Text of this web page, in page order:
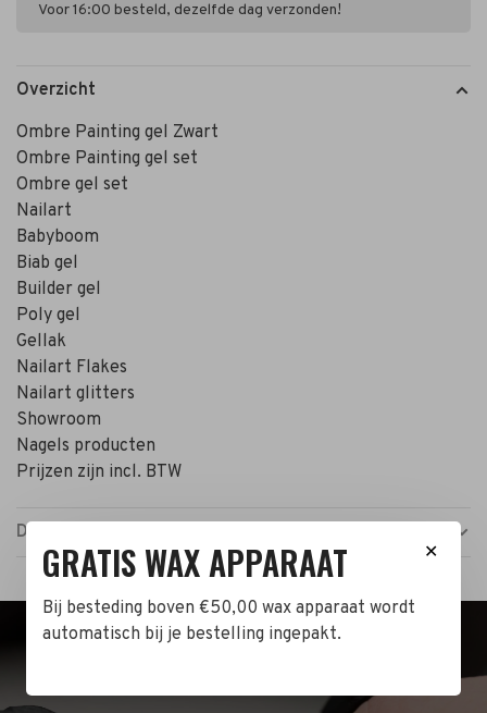
Voor 16:00 besteld, dezelfde dag verzonden!
Overzicht
Ombre Painting gel Zwart
Ombre Painting gel set
Ombre gel set
Nailart
Babyboom
Biab gel
Builder gel
Poly gel
Gellak
Nailart Flakes
Nailart glitters
Showroom
Nagels producten
Prijzen zijn incl. BTW
Details
✕
GRATIS WAX APPARAAT
Bij besteding boven €50,00 wax apparaat wordt
automatisch bij je bestelling ingepakt.